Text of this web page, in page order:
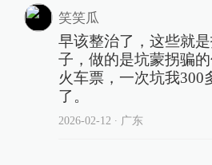
笑笑瓜
早该整治了，这些就
子，做的是坑蒙拐骗
火车票，一次坑我300
了。
2026-02-12 ∙ 广东